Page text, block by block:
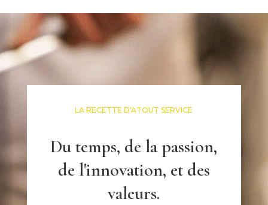
LA RECETTE D'ATOUT SERVICE
Du temps, de la passion,
de l'innovation, et des
valeurs.